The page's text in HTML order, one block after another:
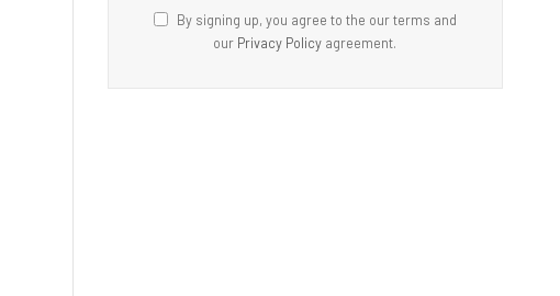
By signing up, you agree to the our terms and
our Privacy Policy agreement.